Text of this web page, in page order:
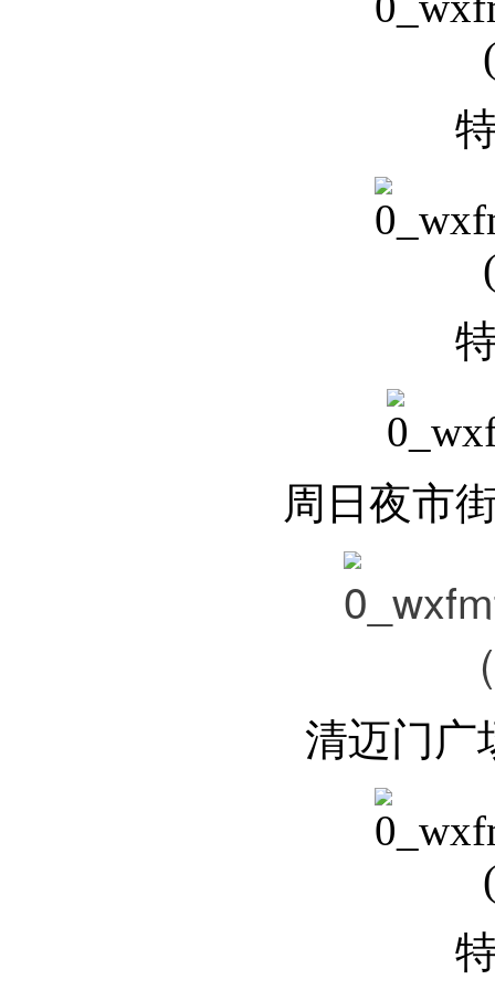
周日夜市
清迈门广